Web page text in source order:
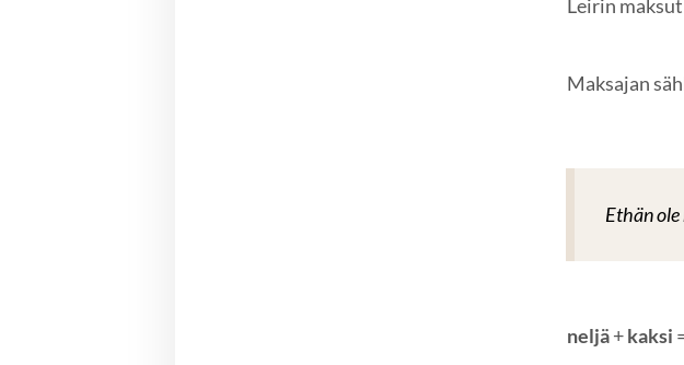
Leirin maksut
Maksajan
Ethän
neljä+kaksi